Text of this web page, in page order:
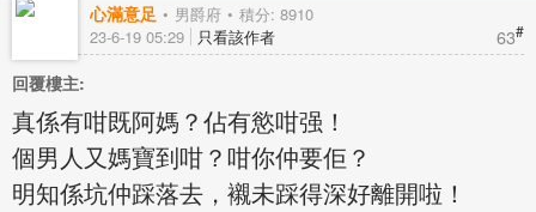
心滿意足 男爵府 積分: 8910
63#
23-6-19 05:29 只看該作者
回覆樓主:
真係有咁既阿媽？佔有慾咁强！
個男人又媽寶到咁？咁你仲要佢？
明知係坑仲踩落去，襯未踩得深好離開啦！